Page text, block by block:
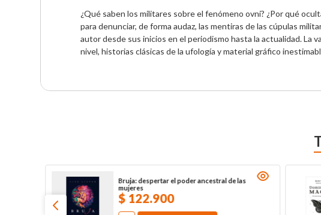
¿Qué saben los militares sobre el fenómeno ovni? ¿Por qué
para denunciar, de forma audaz, las mentiras de las cúpulas
autor desde sus inicios en el periodismo hasta la actualidad.
nivel, historias clásicas de la ufología y material gráfico
Bruja: despertar el poder ancestral de las
mujeres
$ 122.900